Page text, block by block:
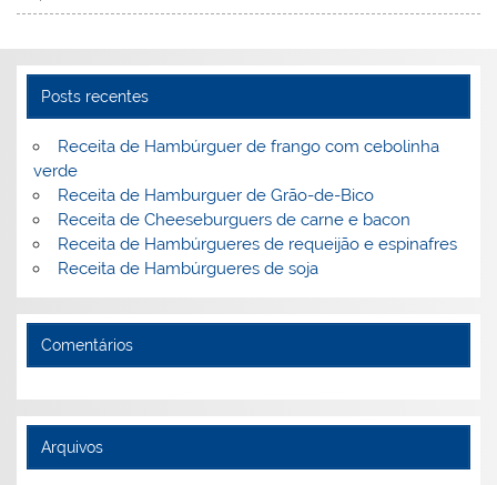
st dI b
o
k
o
l
Posts recentes
Receita de Hambúrguer de frango com cebolinha
verde
Receita de Hamburguer de Grão-de-Bico
Receita de Cheeseburguers de carne e bacon
Receita de Hambúrgueres de requeijão e espinafres
Receita de Hambúrgueres de soja
Comentários
Arquivos